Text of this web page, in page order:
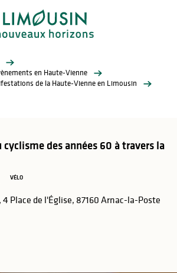
en Haute-Vienne
de la Haute-Vienne en Limousin
des années 60 à travers la
VÉLO
4 Place de l'Église, 87160 Arnac-la-Poste
favoris